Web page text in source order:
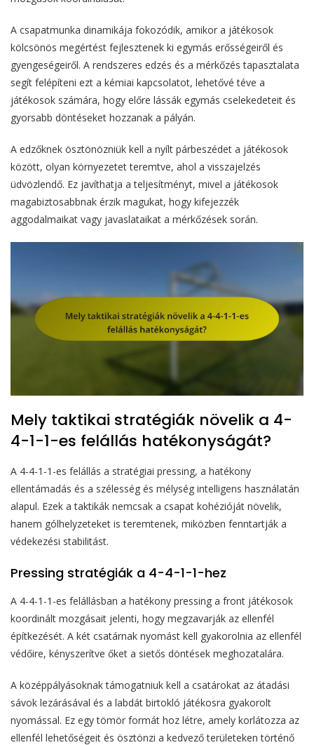
A csapatmunka dinamikája fokozódik, amikor a játékosok
kölcsönös megértést fejlesztenek ki egymás erősségeiről és
gyengeségeiről. A rendszeres edzés és a mérkőzés tapasztalata
segít felépíteni ezt a kémiai kapcsolatot, lehetővé téve a
játékosok számára, hogy előre lássák egymás cselekedeteit és
gyorsabb döntéseket hozzanak a pályán.
A edzőknek ösztönözniük kell a nyílt párbeszédet a játékosok
között, olyan környezetet teremtve, ahol a visszajelzés
üdvözlendő. Ez javíthatja a teljesítményt, mivel a játékosok
magabiztosabbnak érzik magukat, hogy kifejezzék
aggodalmaikat vagy javaslataikat a mérkőzések során.
Mely taktikai stratégiák növelik a 4-
4-1-1-es felállás hatékonyságát?
A 4-4-1-1-es felállás a stratégiai pressing, a hatékony
ellentámadás és a szélesség és mélység intelligens használatán
alapul. Ezek a taktikák nemcsak a csapat kohézióját növelik,
hanem gólhelyzeteket is teremtenek, miközben fenntartják a
védekezési stabilitást.
Pressing stratégiák a 4-4-1-1-hez
A 4-4-1-1-es felállásban a hatékony pressing a front játékosok
koordinált mozgásait jelenti, hogy megzavarják az ellenfél
építkezését. A két csatárnak nyomást kell gyakorolnia az ellenfél
védőire, kényszerítve őket a sietős döntések meghozatalára.
A középpályásoknak támogatniuk kell a csatárokat az átadási
sávok lezárásával és a labdát birtokló játékosra gyakorolt
nyomással. Ez egy tömör formát hoz létre, amely korlátozza az
ellenfél lehetőségeit és ösztönzi a kedvező területeken történő